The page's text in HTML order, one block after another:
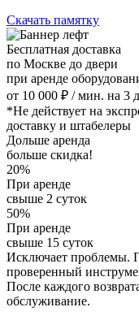
Скачать памятку
Бесплатная доставка
по Москве до двери
при аренде
от 10 000 ₽ / мин. на 3
*Не действует на
доставку и штабелеры
Дольше аренда
больше скидка!
20%
При аренде
свыше 2 суток
50%
При аренде
свыше 15 суток
Исключает проблемы.
проверенный
После каждого
обслуживание.